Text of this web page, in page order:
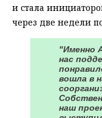
и стала
через две недели
"Именно
нас
вошла в
наш